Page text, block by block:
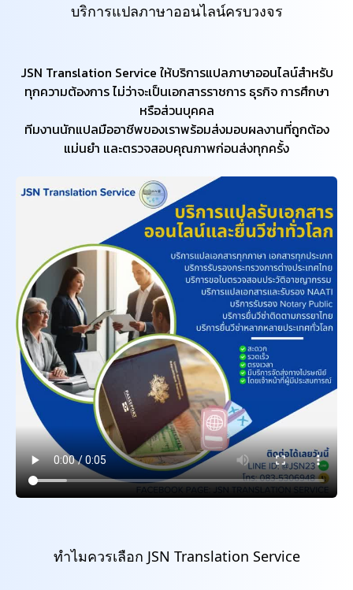
บริการแปลภาษาออนไลน์ครบวงจร
JSN Translation Service ให้บริการแปลภาษาออนไลน์สำหรับ
ทุกความต้องการ ไม่ว่าจะเป็นเอกสารราชการ ธุรกิจ การศึกษา
หรือส่วนบุคคล
​ทีมงานนักแปลมืออาชีพของเราพร้อมส่งมอบผลงานที่ถูกต้อง
แม่นยำ และตรวจสอบคุณภาพก่อนส่งทุกครั้ง
ทำไมควรเลือก JSN Translation Service